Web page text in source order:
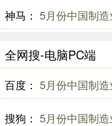
神马： 5月份中国制
全网搜-电脑PC端
百度： 5月份中国制
搜狗： 5月份中国制